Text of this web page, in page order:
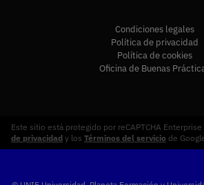
Condiciones legales
Política de privacidad
Política de cookies
Oficina de Buenas
Este sitio está protegido por reCAPTCHA Enterprise
de privacidad y los Términos del servicio de